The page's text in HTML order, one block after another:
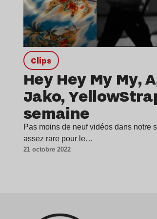
clips
Hey Hey My My,
Jako,
semaine
Pas moins de neuf vidéos dans notre
assez rare pour le…
21 octobre 2022